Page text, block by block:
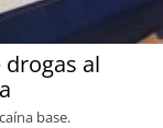
al
base.